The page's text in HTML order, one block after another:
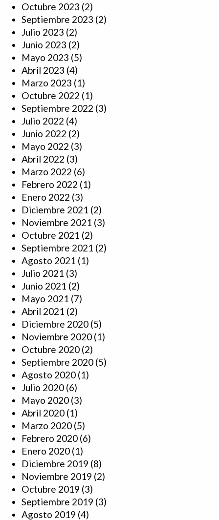
Octubre 2023 (2)
Septiembre 2023 (2)
Julio 2023 (2)
Junio 2023 (2)
Mayo 2023 (5)
Abril 2023 (4)
Marzo 2023 (1)
Octubre 2022 (1)
Septiembre 2022 (3)
Julio 2022 (4)
Junio 2022 (2)
Mayo 2022 (3)
Abril 2022 (3)
Marzo 2022 (6)
Febrero 2022 (1)
Enero 2022 (3)
Diciembre 2021 (2)
Noviembre 2021 (3)
Octubre 2021 (2)
Septiembre 2021 (2)
Agosto 2021 (1)
Julio 2021 (3)
Junio 2021 (2)
Mayo 2021 (7)
Abril 2021 (2)
Diciembre 2020 (5)
Noviembre 2020 (1)
Octubre 2020 (2)
Septiembre 2020 (5)
Agosto 2020 (1)
Julio 2020 (6)
Mayo 2020 (3)
Abril 2020 (1)
Marzo 2020 (5)
Febrero 2020 (6)
Enero 2020 (1)
Diciembre 2019 (8)
Noviembre 2019 (2)
Octubre 2019 (3)
Septiembre 2019 (3)
Agosto 2019 (4)